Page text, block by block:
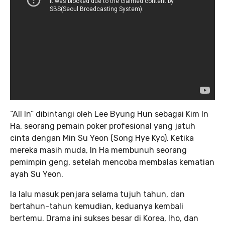
“All In” dibintangi oleh Lee Byung Hun sebagai Kim In
Ha, seorang pemain poker profesional yang jatuh
cinta dengan Min Su Yeon (Song Hye Kyo). Ketika
mereka masih muda, In Ha membunuh seorang
pemimpin geng, setelah mencoba membalas kematian
ayah Su Yeon.
Ia lalu masuk penjara selama tujuh tahun, dan
bertahun-tahun kemudian, keduanya kembali
bertemu. Drama ini sukses besar di Korea, lho, dan